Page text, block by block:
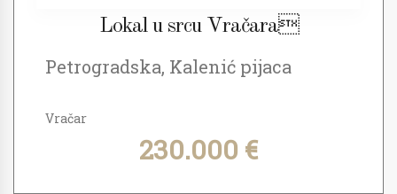
Lokal u srcu Vračara
Petrogradska, Kalenić pijaca
Vračar
230.000 €